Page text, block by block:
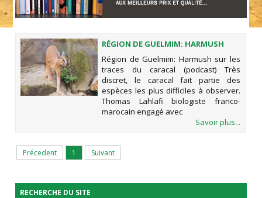
RÉGION DE GUELMIM: HARMUSH
SUR LES TRACES DU CARACAL
(PODCAST)
Région de Guelmim: Harmush sur les
traces du caracal (podcast) Très
discret, le caracal fait partie des
espèces les plus difficiles à observer.
Thomas Lahlafi biologiste franco-
marocain engagé avec
Savoir plus...
Précedent 1 Suivant
RECHERCHE DU SITE